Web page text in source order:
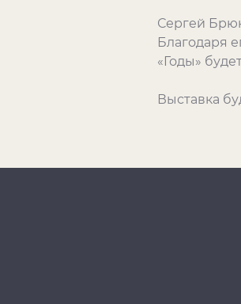
Сергей
Благодаря
«Годы»
Выставка